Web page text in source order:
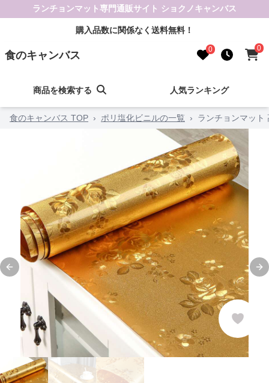
ランチョンマット専門通販サイト ショクノキャンバス
購入品数に関係なく送料無料！
食のキャンバス 0 0
商品を検索する 人気ランキング
食のキャンバス TOP › ポリ塩化ビニルの一覧 › ランチョンマット
Previous slide